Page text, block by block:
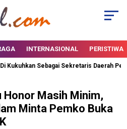
INTERNASIONAL PERISTIWA
Sebagai Sekretaris Daerah
Honor Masih Minim,
Minta Pemko Buka